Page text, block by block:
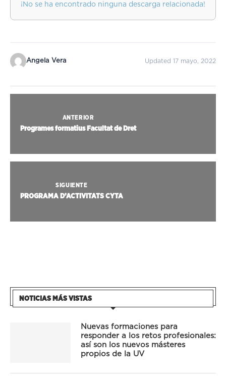
¡No se ha encontrado ninguna descarga relacionada!
Angela Vera Updated 17 mayo, 2022
ANTERIOR
Programes formatius Facultat de Dret
SIGUIENTE
PROGRAMA D’ACTIVITATS CYTA
NOTICIAS MÁS VISTAS
Nuevas formaciones para
responder a los retos profesionales:
así son los nuevos másteres
propios de la UV